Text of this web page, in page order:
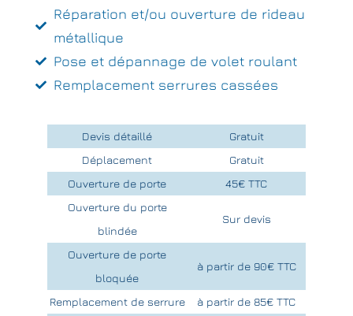
Réparation et/ou ouverture de rideau
métallique
Pose et dépannage de volet roulant
Remplacement serrures cassées
Devis détaillé
Gratuit
Déplacement
Gratuit
Ouverture de porte
45€ TTC
Ouverture du porte
blindée
Sur devis
Ouverture de porte
bloquée
à partir de 90€ TTC
Remplacement de serrure à partir de 85€ TTC